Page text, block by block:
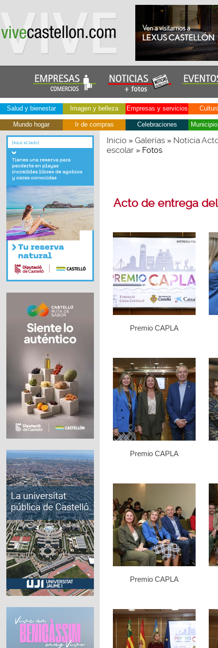
Salud y bienestar Imagen y belleza Empresas y servicios
Mundo hogar Ir de compras Celebraciones
Inicio» Galerías» Noticia
escolar» Fotos
Acto de entrega
Premio CAPLA
Premio CAPLA
Premio CAPLA